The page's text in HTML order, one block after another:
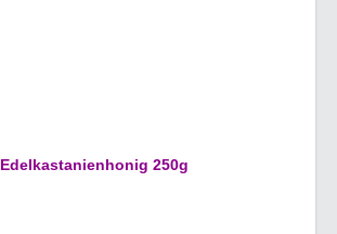
Edelkastanienhonig 250g